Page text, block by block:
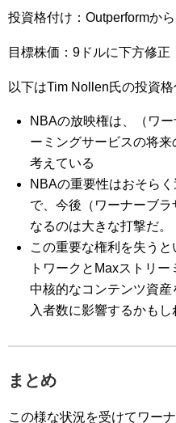
投資格付け：Outperformか
目標株価：9ドルに下方修正
以下はTim Nollen氏の投資
NBAの放映権は、（ワ
ーミングサービスの将
考えている
NBAの重要性はおそら
で、今後（ワーナーブ
なるのは大きな打撃だ。
この重要な権利を失う
トワークとMaxストリ
中核的なコンテンツ資
入者数に影響するかもし
まとめ
この様な状況を受けてワー